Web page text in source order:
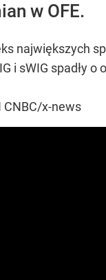
w OFE.
największych
i sWIG spadły o
CNBC/x-news